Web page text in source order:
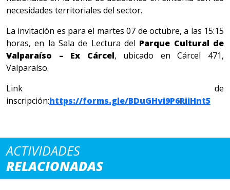
necesidades territoriales del sector.
La invitación es para el martes 07 de octubre, a las 15:15
horas, en la Sala de Lectura del Parque Cultural de
Valparaíso – Ex Cárcel, ubicado en Cárcel 471,
Valparaíso.
Link de
inscripción:https://forms.gle/BDuGHvi9P6RiiHnt5
ACTIVIDADES
RELACIONADAS